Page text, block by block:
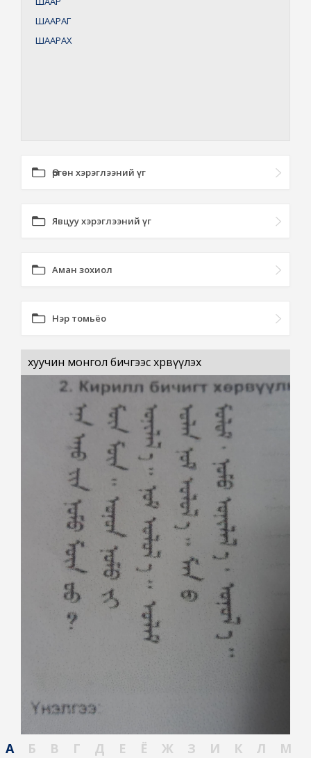
ШААРАГ
ШААРАХ
Өргөн хэрэглээний үг
Явцуу хэрэглээний үг
Аман зохиол
Нэр томьёо
хуучин монгол бичгээс хөрвүүлэх
А Б В Г Д Е Ё Ж З И К Л
М